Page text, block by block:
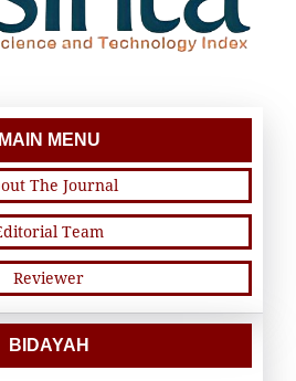
MAIN MENU
The Journal
Team
Reviewer
BIDAYAH